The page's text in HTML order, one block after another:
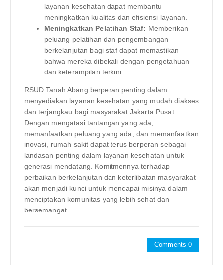
layanan kesehatan dapat membantu
meningkatkan kualitas dan efisiensi layanan.
Meningkatkan Pelatihan Staf: Memberikan
peluang pelatihan dan pengembangan
berkelanjutan bagi staf dapat memastikan
bahwa mereka dibekali dengan pengetahuan
dan keterampilan terkini.
RSUD Tanah Abang berperan penting dalam
menyediakan layanan kesehatan yang mudah diakses
dan terjangkau bagi masyarakat Jakarta Pusat.
Dengan mengatasi tantangan yang ada,
memanfaatkan peluang yang ada, dan memanfaatkan
inovasi, rumah sakit dapat terus berperan sebagai
landasan penting dalam layanan kesehatan untuk
generasi mendatang. Komitmennya terhadap
perbaikan berkelanjutan dan keterlibatan masyarakat
akan menjadi kunci untuk mencapai misinya dalam
menciptakan komunitas yang lebih sehat dan
bersemangat.
Comments 0